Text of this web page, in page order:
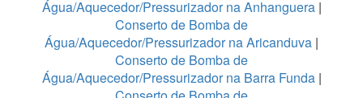
Água/Aquecedor/Pressurizador na Anhanguera|
Conserto de Bomba de
Água/Aquecedor/Pressurizador na Aricanduva |
Conserto de Bomba de
Água/Aquecedor/Pressurizador na Barra Funda |